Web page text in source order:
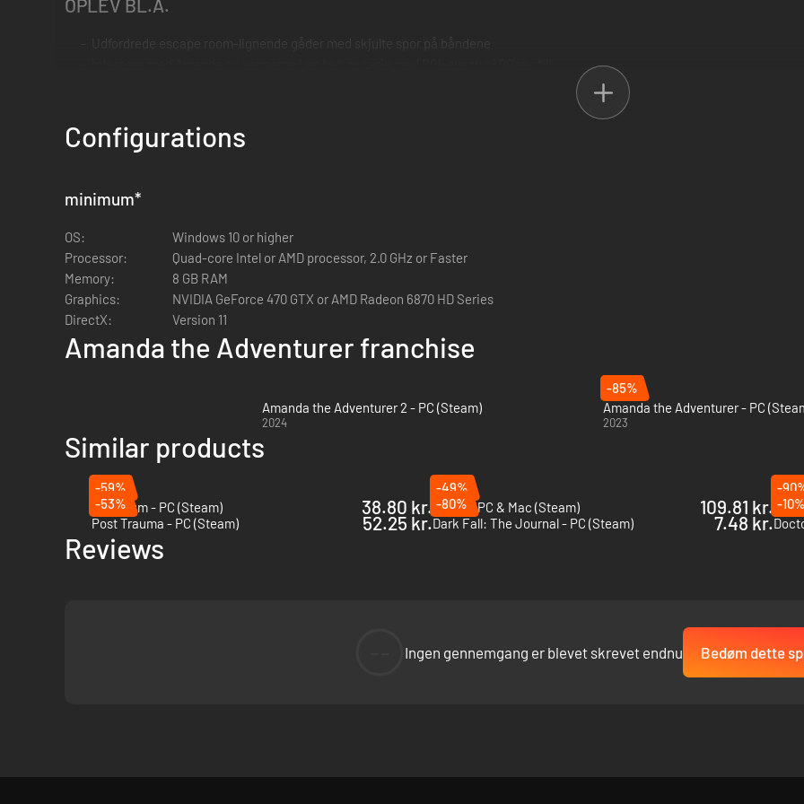
OPLEV BL.A.
Nyt område: Du er ikke på Kensdales offentlige bibliotek længere! Udforsk det forladte Hameln-anlæg, hvor der er flere
Afslut historien om Amanda, Riley, tante Kate og alle, der er påvirket af den dystre produktion af Amanda the Adventurer og
Gør dig klar til et sidste eventyr!
Configurations
minimum*
OS:
Windows 10 or higher
Processor:
Quad-core Intel or AMD processor, 2.0 GHz or Faster
Memory:
8 GB RAM
Graphics:
NVIDIA GeForce 470 GTX or AMD Radeon 6870 HD Series
DirectX:
Version 11
Amanda the Adventurer franchise
Amanda the Adventurer 2 - PC (Steam)
2024
-85%
Amanda the Adventurer - PC
2023
Similar products
-59%
Eclipsium - PC (Steam)
38.80 kr.
-49%
SOMA - PC & Mac (Steam)
109.81 kr.
-
The
-53%
Post Trauma - PC (Steam)
52.25 kr.
-80%
Dark Fall: The Journal - PC (Steam)
7.48 kr.
-10%
Reviews
Ingen gennemgang er blevet skrevet endnu Bedøm dette